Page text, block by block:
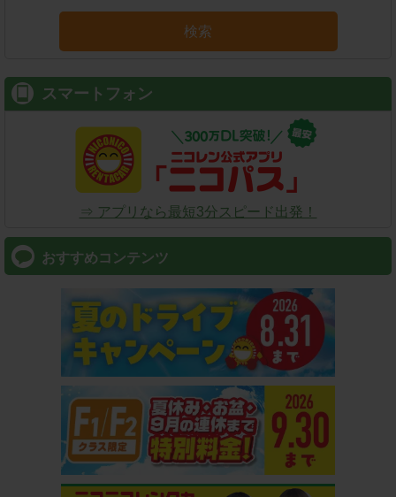
検索
スマートフォン
⇒ アプリなら最短3分スピード出発！
おすすめコンテンツ